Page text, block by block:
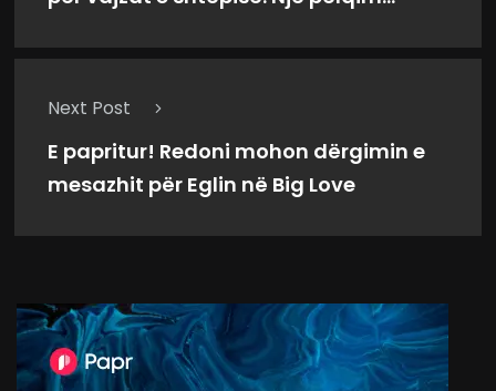
Next Post
E papritur! Redoni mohon dërgimin e
mesazhit për Eglin në Big Love